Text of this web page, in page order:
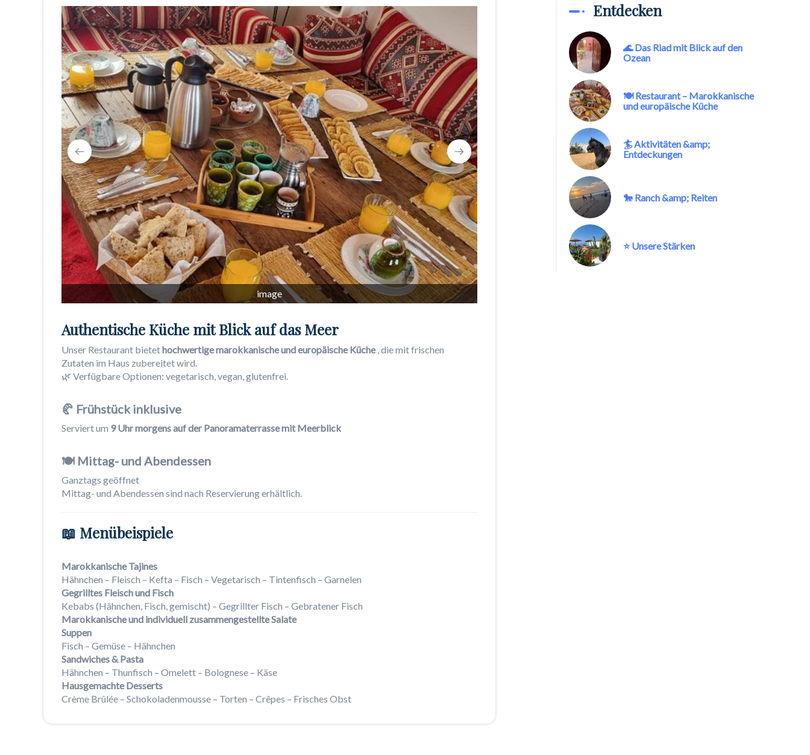
image
Authentische Küche mit Blick auf das Meer
Unser Restaurant bietethochwertige marokkanische und europäische Küche, die mit frischen
Zutaten im Haus zubereitet wird.
🌿 Verfügbare Optionen: vegetarisch, vegan, glutenfrei.
🥐 Frühstück inklusive
Serviert um 9 Uhr morgens auf der Panoramaterrasse mit Meerblick
🍽️ Mittag- und Abendessen
Ganztags geöffnet
Mittag- und Abendessen sind nach Reservierung erhältlich.
📖 Menübeispiele
Marokkanische Tajines
Hähnchen – Fleisch – Kefta – Fisch – Vegetarisch – Tintenfisch – Garnelen
Gegrilltes Fleisch und Fisch
Kebabs (Hähnchen, Fisch, gemischt) – Gegrillter Fisch – Gebratener Fisch
Marokkanische und individuell zusammengestellte Salate
Suppen
Fisch – Gemüse – Hähnchen
Sandwiches & Pasta
Hähnchen – Thunfisch – Omelett – Bolognese – Käse
Hausgemachte Desserts
Crème Brûlée – Schokoladenmousse – Torten – Crêpes – Frisches Obst
Entdecken
🌊 Das Riad mit Blick auf den
Ozean
🍽️ Restaurant – Marokkanische
und europäische Küche
🏄 Aktivitäten &amp;
Entdeckungen
🐎 Ranch &amp; Reiten
⭐ Unsere Stärken